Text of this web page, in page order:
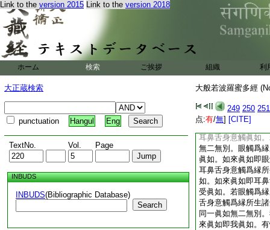
Link to the version 2015 Link to the version 2018
ホーム 検索 ご挨拶 組織 利
大正蔵検索
punctuation Hangul Eng
TextNo. Vol. Page
INBUDS
INBUDS(Bibliographic Database)
Search
大般若波羅蜜多經
249 250 251
点:有/無] [CITE]
眞如無二無別。色
眞如即色界眞如。
來眞如。如來眞如
色界眞如。若聲香
眞如。如來眞如即
識界眞如即如來眞
身意識界眞如。若
意識界眞如。若如
別。眼觸眞如即如
眞如。耳鼻舌身意
眞如即耳鼻舌身意
耳鼻舌身意觸眞如
無二無別。眼觸爲
眞如。如來眞如即
耳鼻舌身意觸爲縁
如。如來眞如即耳
受眞如。若眼觸爲
舌身意觸爲縁所生
同一眞如無二無別
來眞如即我眞如。